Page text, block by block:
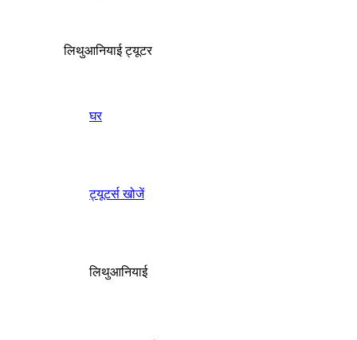
लिथुआनियाई ट्यूटर
घर
ट्यूटर्स खोजें
लिथुआनियाई